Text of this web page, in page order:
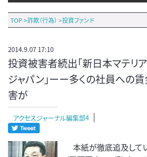
TOP >詐欺（行為） >投資ファンド
2014.9.07 17:10
投資被害者続出「新日本マテリア
ジャパン」ーー多くの社員への
害が
アクセスジャーナル編集部4
本紙が徹底追及してい